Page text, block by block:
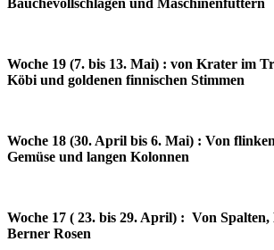
Woche 19 (7. bis 13. Mai) : von Krater im
Köbi und goldenen finnischen Stimmen
Woche 18 (30. April bis 6. Mai) : Von
Gemüse und langen Kolonnen
Woche 17 ( 23. bis 29. April) : Von
Berner Rosen